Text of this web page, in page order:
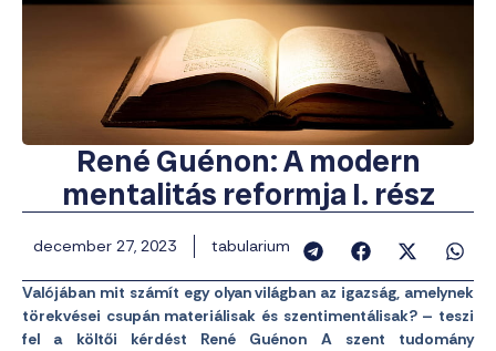
René Guénon: A modern
mentalitás reformja I. rész
december 27, 2023 tabularium
Valójában mit számít egy olyan világban az igazság, amelynek
törekvései csupán materiálisak és szentimentálisak? – teszi
fel a költői kérdést René Guénon A szent tudomány